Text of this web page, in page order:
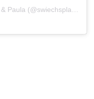
Uma publicação partilhada por Pete & Paula (@swiechsplace)